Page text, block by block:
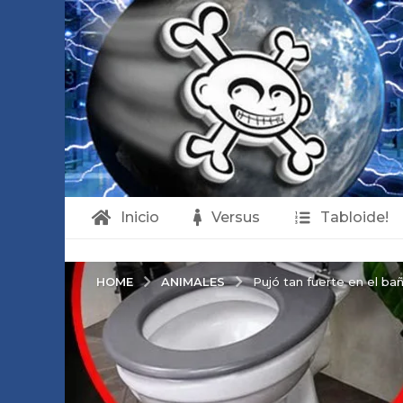
Inicio Versus Tabloide!
HOME ANIMALES Pujó tan fuerte en el